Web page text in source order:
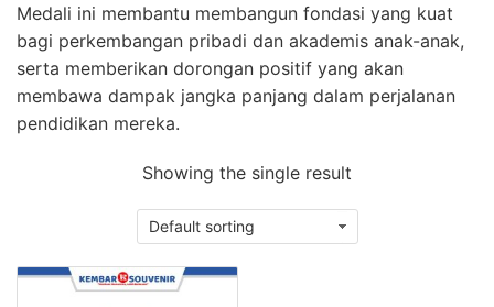
Medali ini membantu membangun fondasi yang kuat
bagi perkembangan pribadi dan akademis anak-anak,
serta memberikan dorongan positif yang akan
membawa dampak jangka panjang dalam perjalanan
pendidikan mereka.
Showing the single result